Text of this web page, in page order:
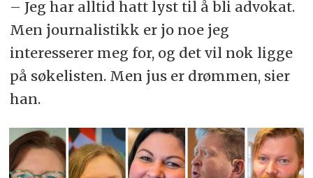
– Jeg har alltid hatt lyst til å bli advokat.
Men journalistikk er jo noe jeg
interesserer meg for, og det vil nok ligge
på søkelisten. Men jus er drømmen, sier
han.